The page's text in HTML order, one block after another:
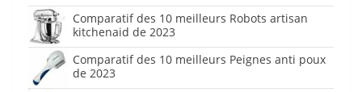
Comparatif des 10 meilleurs Robots artisan
kitchenaid de 2023
Comparatif des 10 meilleurs Peignes anti poux
de 2023